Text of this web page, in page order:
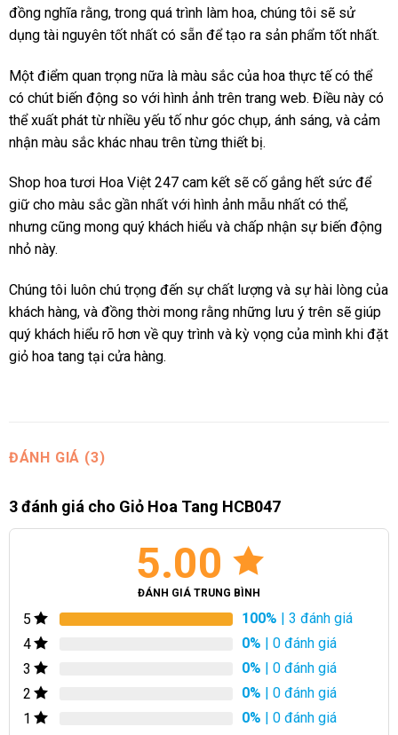
đồng nghĩa rằng, trong quá trình làm hoa, chúng tôi sẽ sử
dụng tài nguyên tốt nhất có sẵn để tạo ra sản phẩm tốt nhất.
Một điểm quan trọng nữa là màu sắc của hoa thực tế có thể
có chút biến động so với hình ảnh trên trang web. Điều này có
thể xuất phát từ nhiều yếu tố như góc chụp, ánh sáng, và cảm
nhận màu sắc khác nhau trên từng thiết bị.
Shop hoa tươi Hoa Việt 247 cam kết sẽ cố gắng hết sức để
giữ cho màu sắc gần nhất với hình ảnh mẫu nhất có thể,
nhưng cũng mong quý khách hiểu và chấp nhận sự biến động
nhỏ này.
Chúng tôi luôn chú trọng đến sự chất lượng và sự hài lòng của
khách hàng, và đồng thời mong rằng những lưu ý trên sẽ giúp
quý khách hiểu rõ hơn về quy trình và kỳ vọng của mình khi đặt
giỏ hoa tang tại cửa hàng.
ĐÁNH GIÁ (3)
3 đánh giá cho Giỏ Hoa Tang HCB047
5.00
ĐÁNH GIÁ TRUNG BÌNH
5 100% | 3 đánh giá
4
0% | 0 đánh giá
3
0% | 0 đánh giá
2
0% | 0 đánh giá
1
0% | 0 đánh giá